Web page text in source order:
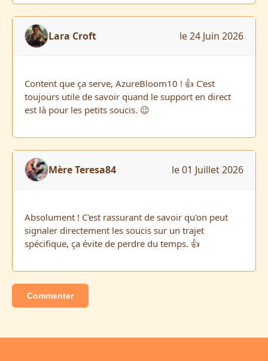
Lara Croft le 24 Juin 2026
Content que ça serve, AzureBloom10 ! 👍 C'est
toujours utile de savoir quand le support en direct
est là pour les petits soucis. 😉
Mère Teresa84 le 01 Juillet 2026
Absolument ! C'est rassurant de savoir qu'on peut
signaler directement les soucis sur un trajet
spécifique, ça évite de perdre du temps. 👍
Commenter